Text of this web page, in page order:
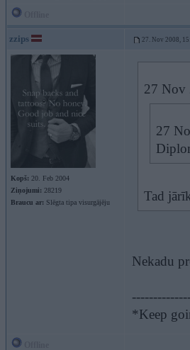
zzips 27. Nov 2008,
Kopš: 20. Feb 2004
Ziņojumi: 28219
Braucu ar: Slēgta tipa visurgājēju
27 Nov
27
Tad
Nekadu
*Keep